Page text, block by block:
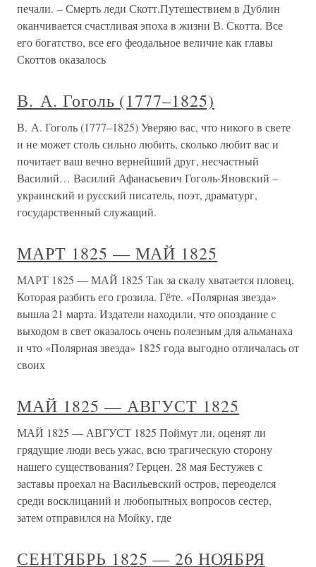
печали. – Смерть леди Скотт.Путешествием в Дублин
оканчивается счастливая эпоха в жизни В. Скотта. Все
его богатство, все его феодальное величие как главы
Скоттов оказалось
В. А. Гоголь (1777–1825)
В. А. Гоголь (1777–1825) Уверяю вас, что никого в свете
и не может столь сильно любить, сколько любит вас и
почитает ваш вечно вернейший друг, несчастный
Василий… Василий Афанасьевич Гоголь-Яновский –
украинский и русский писатель, поэт, драматург,
государственный служащий.
МАРТ 1825 — МАЙ 1825
МАРТ 1825 — МАЙ 1825 Так за скалу хватается пловец,
Которая разбить его грозила. Гёте. «Полярная звезда»
вышла 21 марта. Издатели находили, что опоздание с
выходом в свет оказалось очень полезным для альманаха
и что «Полярная звезда» 1825 года выгодно отличалась от
своих
МАЙ 1825 — АВГУСТ 1825
МАЙ 1825 — АВГУСТ 1825 Поймут ли, оценят ли
грядущие люди весь ужас, всю трагическую сторону
нашего существования? Герцен. 28 мая Бестужев с
заставы проехал на Васильевский остров, переоделся
среди восклицаний и любопытных вопросов сестер,
затем отправился на Мойку, где
СЕНТЯБРЬ 1825 — 26 НОЯБРЯ